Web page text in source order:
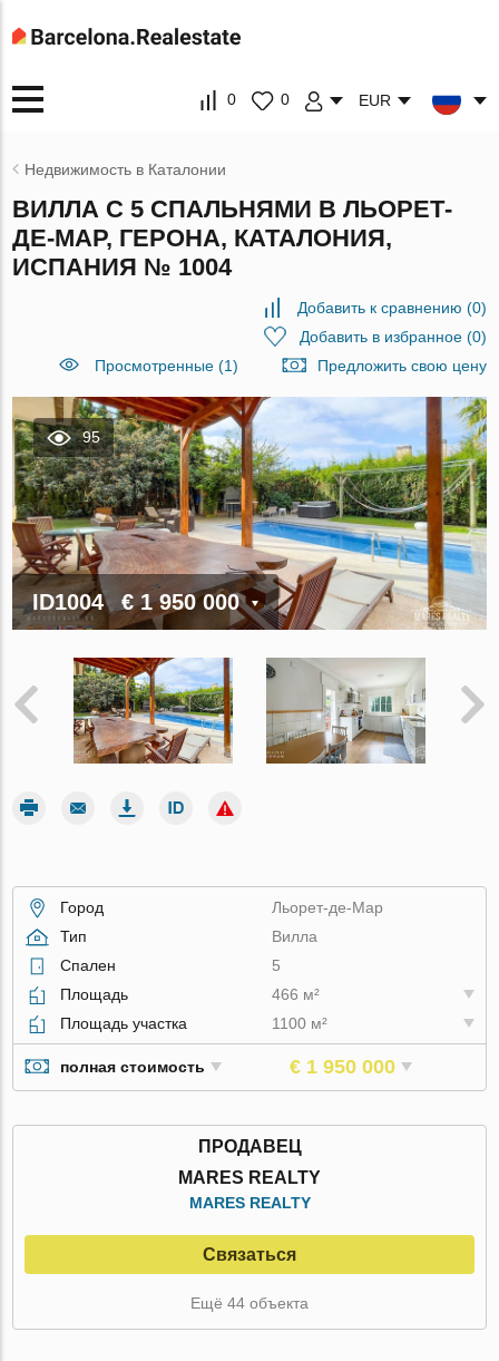
0 0 EUR
Недвижимость в Каталонии
ВИЛЛА С 5 СПАЛЬНЯМИ В ЛЬОРЕТ-
ДЕ-МАР, ГЕРОНА, КАТАЛОНИЯ,
ИСПАНИЯ № 1004
Добавить к сравнению (0)
Добавить в избранное(0)
Просмотренные (1)
Предложить свою цену
95
ID1004 € 1 950 000
Город
Льорет-де-Мар
Тип
Вилла
Спален
5
Площадь
466 м²
Площадь участка
1100 м²
полная стоимость € 1 950 000
ПРОДАВЕЦ
MARES REALTY
MARES REALTY
Связаться
Ещё 44 объекта